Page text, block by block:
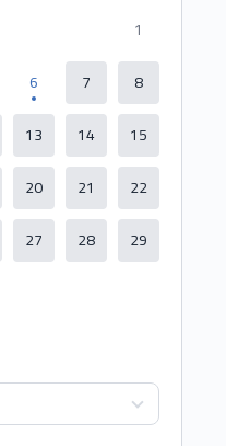
1
6 7
8
13 14
15
20 21
22
27 28
29